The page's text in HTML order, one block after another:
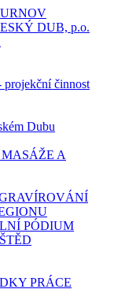
DUB, p.o.
činnost
Dubu
A
PÓDIUM
PRÁCE